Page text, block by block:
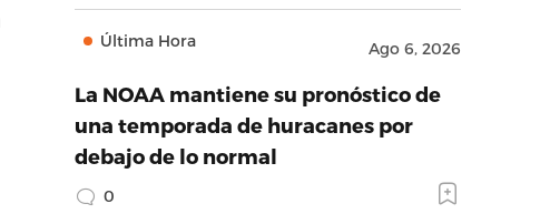
Última Hora Ago 6, 2026
La NOAA mantiene su pronóstico de
una temporada de huracanes por
debajo de lo normal
0